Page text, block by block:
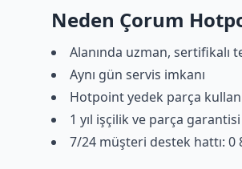
Neden Çorum
Alanında uzman, sertifikalı
Aynı gün servis imkanı
Hotpoint yedek parça
1 yıl işçilik ve parça garantisi
7/24 müşteri destek hattı: 0